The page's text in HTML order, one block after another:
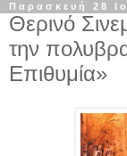
Παρασκευή 28
Θερινό
την
Επιθυμία»